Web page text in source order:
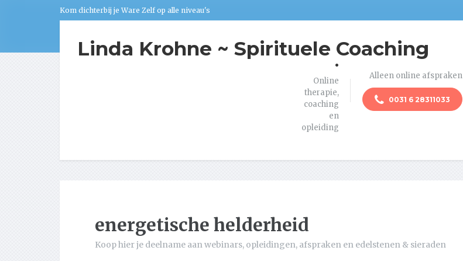
Kom dichterbij je Ware Zelf op alle niveau's
Linda Krohne ~ Spirituele Coaching
.
Online
therapie,
coaching
en
opleiding
Alleen online afspraken
0031 6 28311033
energetische helderheid
Koop hier je deelname aan webinars, opleidingen, afspraken en edelstenen & sieraden